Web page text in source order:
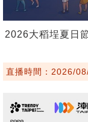
2026大稻埕夏日
直播時間：2026/